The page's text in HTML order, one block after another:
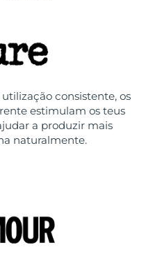
consistente, os
estimulam os teus
a produzir mais
naturalmente.